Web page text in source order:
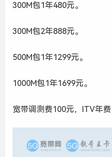
300M包1年480元。
300M包2年888元。
500M包1年1299元。
1000M包1年1699元。
宽带调测费100元，ITV年